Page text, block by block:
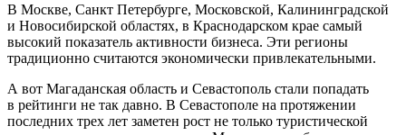
В Москве, Санкт Петербурге, Московской, Калининградской
и Новосибирской областях, в Краснодарском крае самый
высокий показатель активности бизнеса. Эти регионы
традиционно считаются экономически привлекательными.
А вот Магаданская область и Севастополь стали попадать
в рейтинги не так давно. В Севастополе на протяжении
последних трех лет заметен рост не только туристической